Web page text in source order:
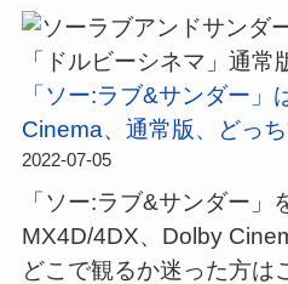
「ソー:ラブ&サンダー
Cinema、通常版、どっ
2022-07-05
「ソー:ラブ&サンダー」
MX4D/4DX、Dolby
どこで観るか迷った方は